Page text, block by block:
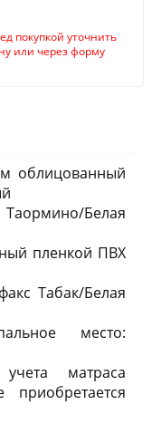
покупкой уточнить
или через форму
облицованный
Белая
пленкой ПВХ
Табак/Белая
место:
матраса
приобретается